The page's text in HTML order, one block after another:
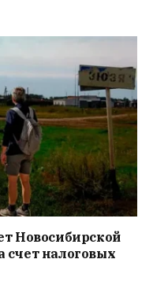
Новосибирской
счет налоговых